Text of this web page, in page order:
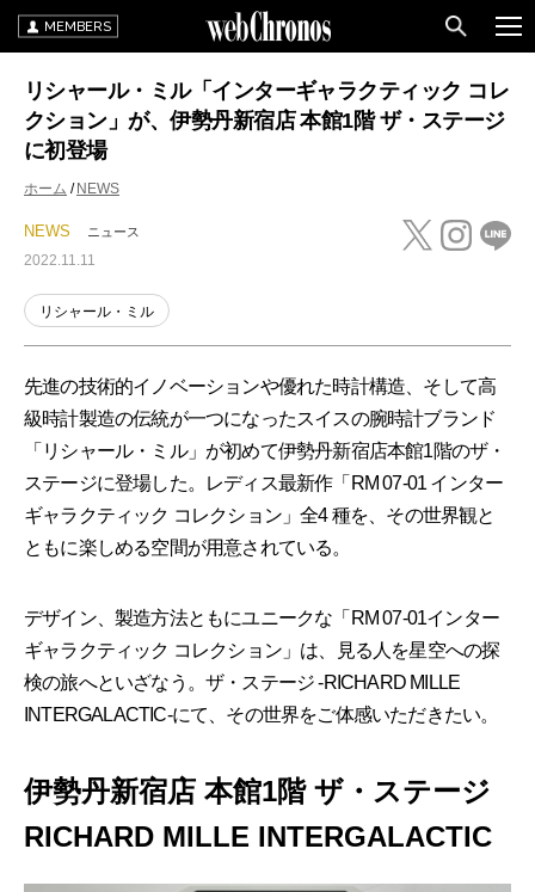
MEMBERS
リシャール・ミル「インターギャラクティック コレ
クション」が、伊勢丹新宿店 本館1階 ザ・ステージ
に初登場
ホーム NEWS
NEWS ニュース
2022.11.11
リシャール・ミル
先進の技術的イノベーションや優れた時計構造、そして高
級時計製造の伝統が一つになったスイスの腕時計ブランド
「リシャール・ミル」が初めて伊勢丹新宿店本館1階のザ・
ステージに登場した。レディス最新作「RM 07-01 インター
ギャラクティック コレクション」全4 種を、その世界観と
ともに楽しめる空間が用意されている。
デザイン、製造方法ともにユニークな「RM 07-01インター
ギャラクティック コレクション」は、見る人を星空への探
検の旅へといざなう。ザ・ステージ -RICHARD MILLE
INTERGALACTIC-にて、その世界をご体感いただきたい。
伊勢丹新宿店 本館1階 ザ・ステージ
RICHARD MILLE INTERGALACTIC